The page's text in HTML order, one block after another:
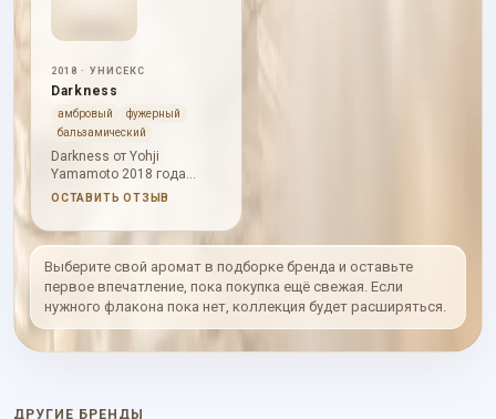
2018 · УНИСЕКС
Darkness
амбровый
фужерный
бальзамический
Darkness от Yohji
Yamamoto 2018 года
раскрывается через
ароматические травы,
янтарное тепло. В начале
слышны древесная
глубина, ароматические
травы, янтарное тепло; в
сердце проступают
древесная глубина,
ароматические травы,
ОСТАВИТЬ ОТЗЫВ
Выберите свой аромат в подборке бренда и оставьте
первое впечатление, пока покупка ещё свежая. Если
нужного флакона пока нет, коллекция будет расширяться.
ДРУГИЕ БРЕНДЫ